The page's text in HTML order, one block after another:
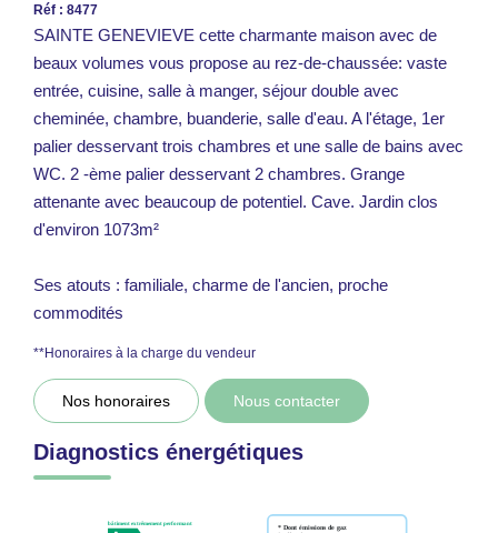
Réf : 8477
SAINTE GENEVIEVE cette charmante maison avec de
beaux volumes vous propose au rez-de-chaussée: vaste
entrée, cuisine, salle à manger, séjour double avec
cheminée, chambre, buanderie, salle d'eau. A l'étage, 1er
palier desservant trois chambres et une salle de bains avec
WC. 2 -ème palier desservant 2 chambres. Grange
attenante avec beaucoup de potentiel. Cave. Jardin clos
d'environ 1073m²
Ses atouts : familiale, charme de l'ancien, proche
commodités
**Honoraires à la charge du vendeur
Nos honoraires Nous contacter
Diagnostics énergétiques